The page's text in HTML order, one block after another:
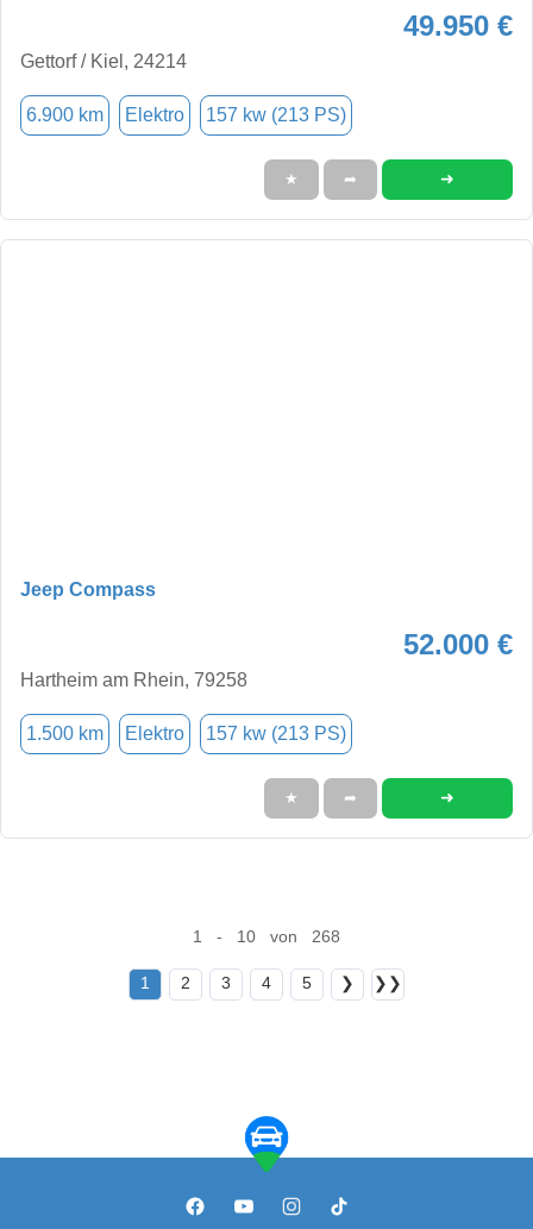
49.950 €
Gettorf / Kiel, 24214
6.900 km Elektro 157 kw (213 PS)
★ ➦ ➜
Jeep Compass
52.000 €
Hartheim am Rhein, 79258
1.500 km Elektro 157 kw (213 PS)
★ ➦ ➜
1 - 10 von 268
1 2 3 4 5 ❯ ❯❯